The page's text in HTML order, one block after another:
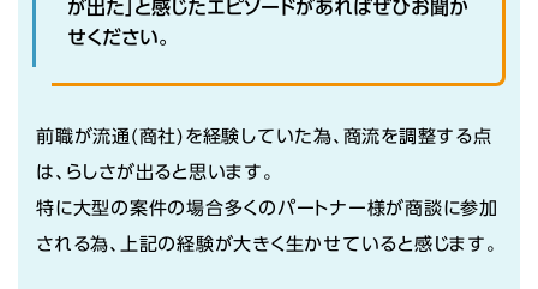
が出た」と感じたエピソードがあればぜひお聞か
せください。
前職が流通(商社)を経験していた為、商流を調整する点
は、らしさが出ると思います。
特に大型の案件の場合多くのパートナー様が商談に参加
される為、上記の経験が大きく生かせていると感じます。